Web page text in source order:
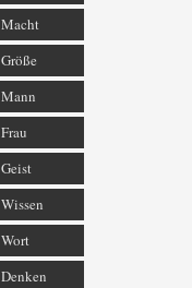
Macht
Größe
Mann
Frau
Geist
Wissen
Wort
Denken